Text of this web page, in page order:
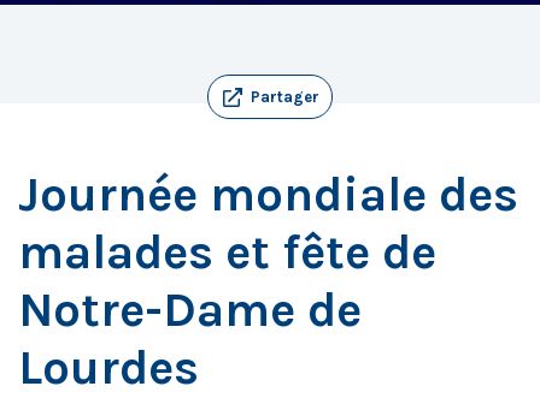
Partager
Journée mondiale des
malades et fête de
Notre-Dame de
Lourdes